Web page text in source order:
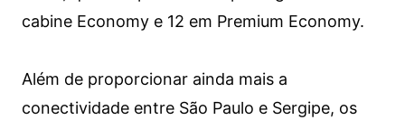
cabine Economy e 12 em Premium Economy.
Além de proporcionar ainda mais a
conectividade entre São Paulo e Sergipe, os